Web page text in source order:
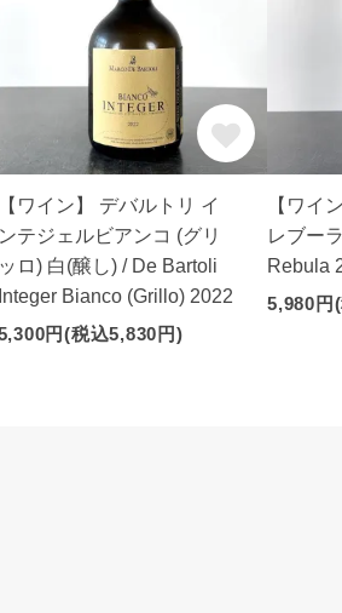
【ワイン】 デバルトリ イ
ンテジェルビアンコ (グリ
ッロ) 白(醸し) / De Bartoli
Integer Bianco (Grillo) 2022
円(税込5,830円)
【ワイ
レブー
Rebula
5,980円